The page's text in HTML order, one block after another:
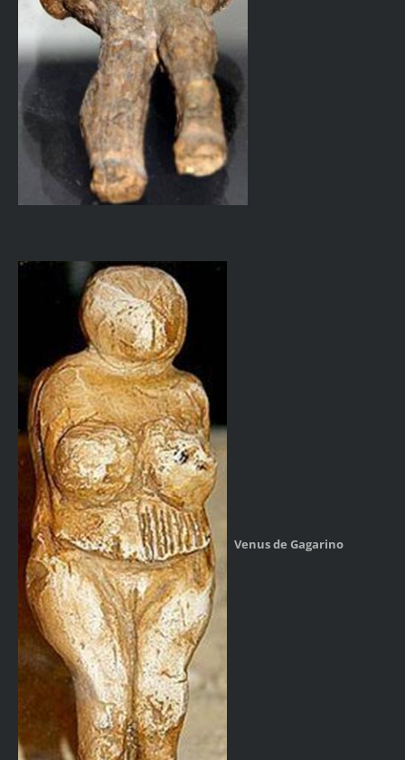
Venus de Gagarino